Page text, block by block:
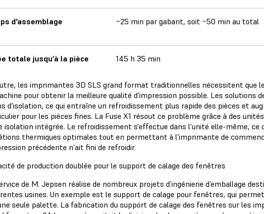
d'assemblage ~25 min par gabarit, soit ~50 min au total
totale jusqu’à la pièce 145 h 35 min
les imprimantes 3D SLS grand format traditionnelles nécessitent que
pour obtenir la meilleure qualité d'impression possible. Les solutions
d'isolation, ce qui entraîne un refroidissement plus rapide des pièces et
pour les pièces fines. La Fuse X1 résout ce problème grâce à des
isolation intégrée. Le refroidissement s'effectue dans l'unité elle-même, ce
thermiques optimales tout en permettant à l'imprimante de
précédente n'ait fini de refroidir.
de production doublée pour le support de calage des fenêtres
de M. Jepsen réalise de nombreux projets d’ingénierie d’emballage
usines. Un exemple est le support de calage pour fenêtres, qui
seule palette. La fabrication du support de calage des fenêtres sur les